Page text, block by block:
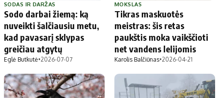
SODAS IR DARŽAS
Sodo darbai žiemą: ką
nuveikti šalčiausiu metu,
kad pavasarį sklypas
greičiau atgytų
Eglė Butkutė•2026-07-07
MOKSLAS
Tikras maskuotės
meistras: šis retas
paukštis moka vaikščioti
net vandens lelijomis
Karolis Balčiūnas•2026-04-21